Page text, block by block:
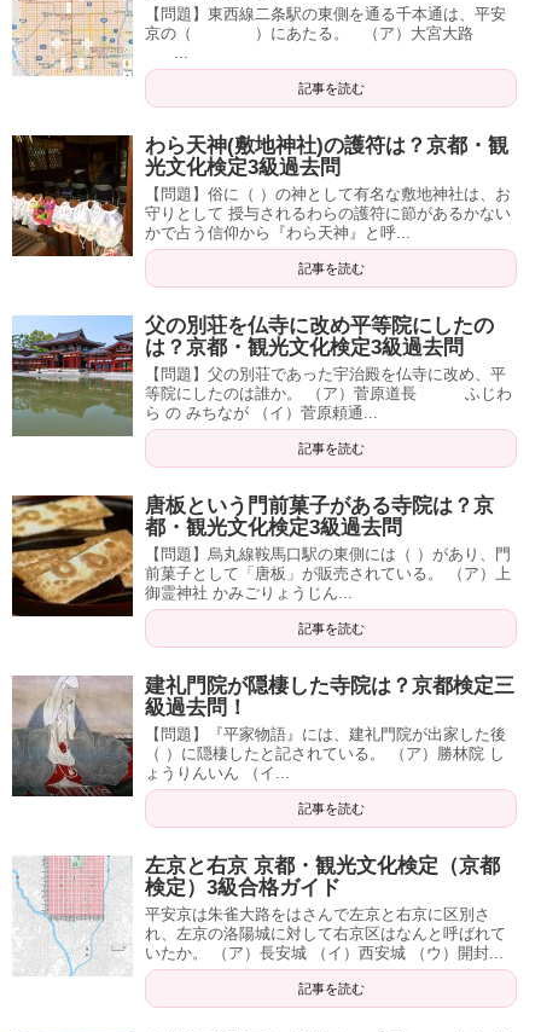
【問題】東西線二条駅の東側を通る千本通は、平安
京の（ ）にあたる。 （ア）大宮大路
記事を読む
わら天神(敷地神社)の護符は？京都・観
光文化検定3級過去問
【問題】俗に（ ）の神として有名な敷地神社は、お
守りとして 授与されるわらの護符に節があるかない
かで占う信仰から『わら天神』と呼...
記事を読む
父の別荘を仏寺に改め平等院にしたの
は？京都・観光文化検定3級過去問
【問題】父の別荘であった宇治殿を仏寺に改め、平
等院にしたのは誰か。 （ア）菅原道長 ふじわ
ら の みちなが （イ）菅原頼通...
記事を読む
唐板という門前菓子がある寺院は？京
都・観光文化検定3級過去問
【問題】烏丸線鞍馬口駅の東側には（ ）があり、門
前菓子として「唐板」が販売されている。 （ア）上
御霊神社 かみごりょうじん...
記事を読む
建礼門院が隠棲した寺院は？京都検定三
級過去問！
【問題】『平家物語』には、建礼門院が出家した後
（ ）に隠棲したと記されている。 （ア）勝林院 し
ょうりんいん （イ...
記事を読む
左京と右京 京都・観光文化検定（京都
検定）3級合格ガイド
平安京は朱雀大路をはさんで左京と右京に区別さ
れ、左京の洛陽城に対して右京区はなんと呼ばれて
いたか。 （ア）長安城 （イ）西安城 （ウ）開封...
記事を読む